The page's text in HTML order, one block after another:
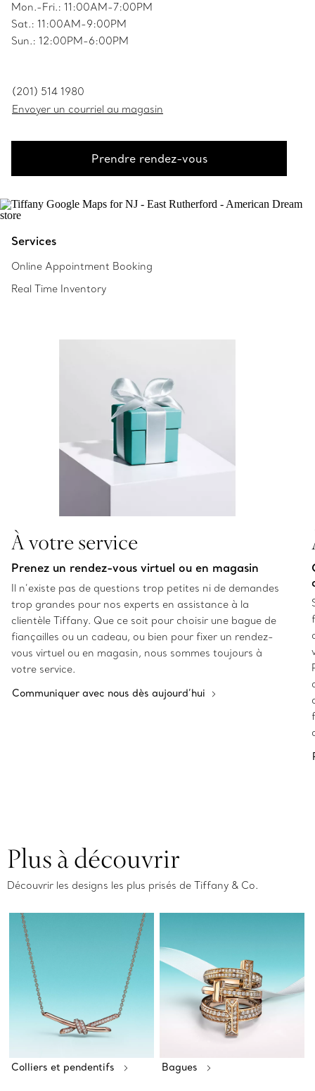
Mon.-Fri.: 11:00AM-7:00PM
Sat.: 11:00AM-9:00PM
Sun.: 12:00PM-6:00PM
(201) 514 1980
Envoyer un courriel au magasin
Prendre rendez-vous
Services
Online Appointment Booking
Real Time Inventory
À votre service
Prenez un rendez-vous virtuel ou en magasin
Il n’existe pas de questions trop petites ni de demandes
trop grandes pour nos experts en assistance à la
clientèle Tiffany. Que ce soit pour choisir une bague de
fiançailles ou un cadeau, ou bien pour fixer un rendez-
vous virtuel ou en magasin, nous sommes toujours à
votre service.
Communiquer avec nous dès aujourd’hui
Plus à découvrir
Découvrir les designs les plus prisés de Tiffany & Co.
Colliers et pendentifs Bagues